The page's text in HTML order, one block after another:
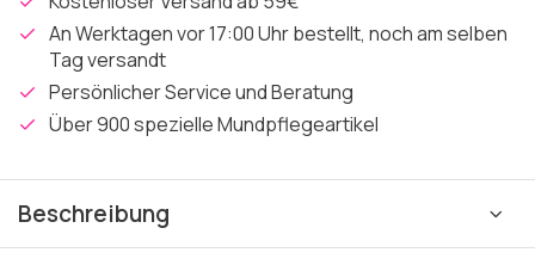
An Werktagen vor 17:00 Uhr bestellt, noch am selben
Tag versandt
Persönlicher Service und Beratung
Über 900 spezielle Mundpflegeartikel
Beschreibung